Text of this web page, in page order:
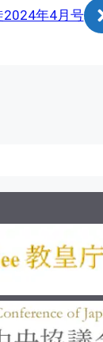
2024年4月号